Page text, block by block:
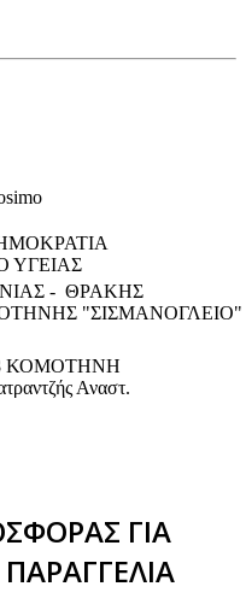
ΥΓΕΙΑΣ
- ΘΡΑΚΗΣ
"ΣΙΣΜΑΝΟΓΛΕΙΟ"
ΚΟΜΟΤΗΝΗ
Αναστ.
ΓΙΑ